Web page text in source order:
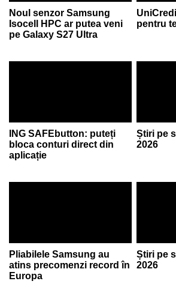
Noul senzor Samsung
Isocell HPC ar putea veni
pe Galaxy S27 Ultra
pentru
ING SAFEbutton: puteți
bloca conturi direct din
aplicație
Știri pe
2026
Pliabilele Samsung au
atins precomenzi record în
Europa
Știri pe
2026